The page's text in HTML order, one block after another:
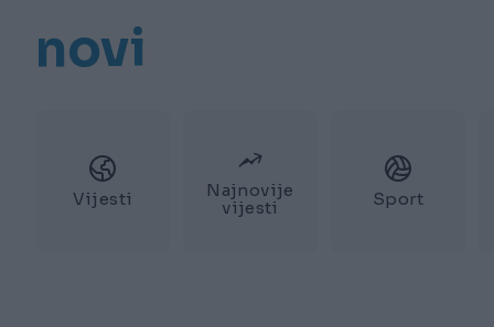
novi
Vijesti
Najnovije
vijesti
Sport